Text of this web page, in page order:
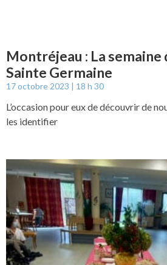
Montréjeau : La semaine
Sainte Germaine
17 octobre 2023 18 h 30
L’occasion pour eux de découvrir de
les identifier